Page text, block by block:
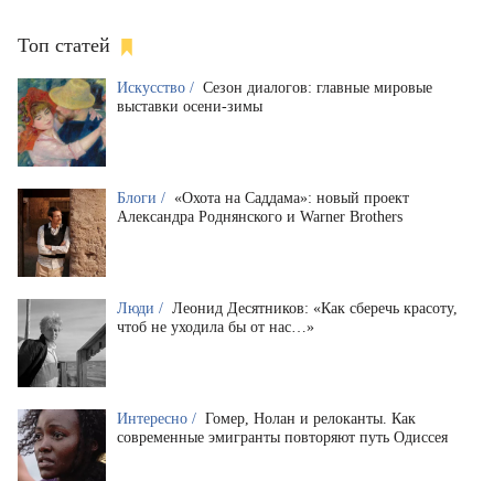
Топ статей
Искусство / Сезон диалогов: главные мировые
выставки осени-зимы
Блоги / «Охота на Саддама»: новый проект
Александра Роднянского и Warner Brothers
Люди / Леонид Десятников: «Как сберечь красоту,
чтоб не уходила бы от нас…»
Интересно / Гомер, Нолан и релоканты. Как
современные эмигранты повторяют путь Одиссея